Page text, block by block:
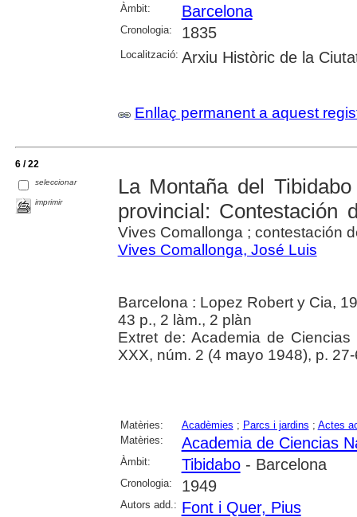
Àmbit: Barcelona
Cronologia: 1835
Localització: Arxiu Històric de la
Enllaç permanent a aquest
6 / 22
seleccionar
imprimir
La Montaña del
provincial: Contestación
Vives Comallonga ; contestación
Vives Comallonga, José Luis
Barcelona : Lopez Robert y Cia,
43 p., 2 làm., 2 plàn
Extret de: Academia de
XXX, núm. 2 (4 mayo 1948), p.
Matèries: Acadèmies ; Parcs i jardins ; Actes
Matèries:
Academia de Ciencias
Àmbit: Tibidabo- Barcelona
Cronologia: 1949
Autors add.: Font i Quer, Pius